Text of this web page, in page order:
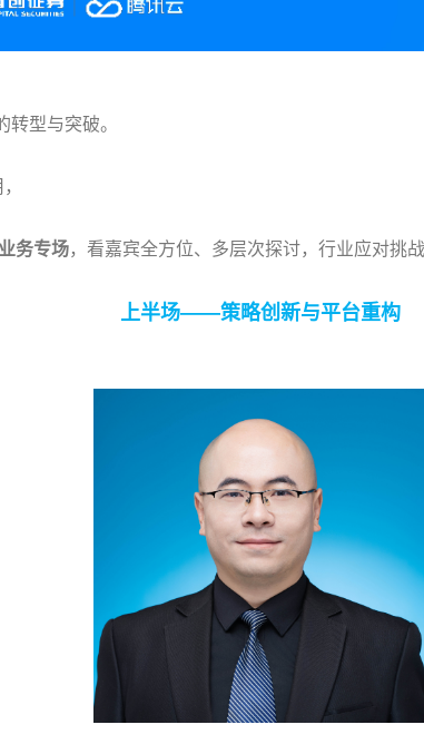
型与突破。
务专场，看嘉宾全方位、多层次探讨，行业应对挑
上半场——策略创新与平台重构